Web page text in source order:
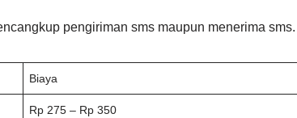
pengiriman sms maupun menerima sms.
Biaya
Rp 275 – Rp 350